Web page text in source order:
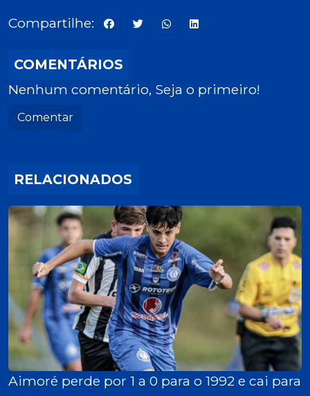
Compartilhe:
COMENTÁRIOS
Nenhum comentário, Seja o primeiro!
Comentar
RELACIONADOS
Aimoré perde por 1 a 0 para o 1992 e cai para